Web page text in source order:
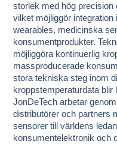
storlek med hög
vilket möjliggör
wearables, medicinska
konsumentprodukter.
möjliggöra kontinuerlig
massproducerade
stora tekniska steg inom
kroppstemperaturdata
JonDeTech arbetar
distributörer och partners
sensorer till världens
konsumentelektronik och